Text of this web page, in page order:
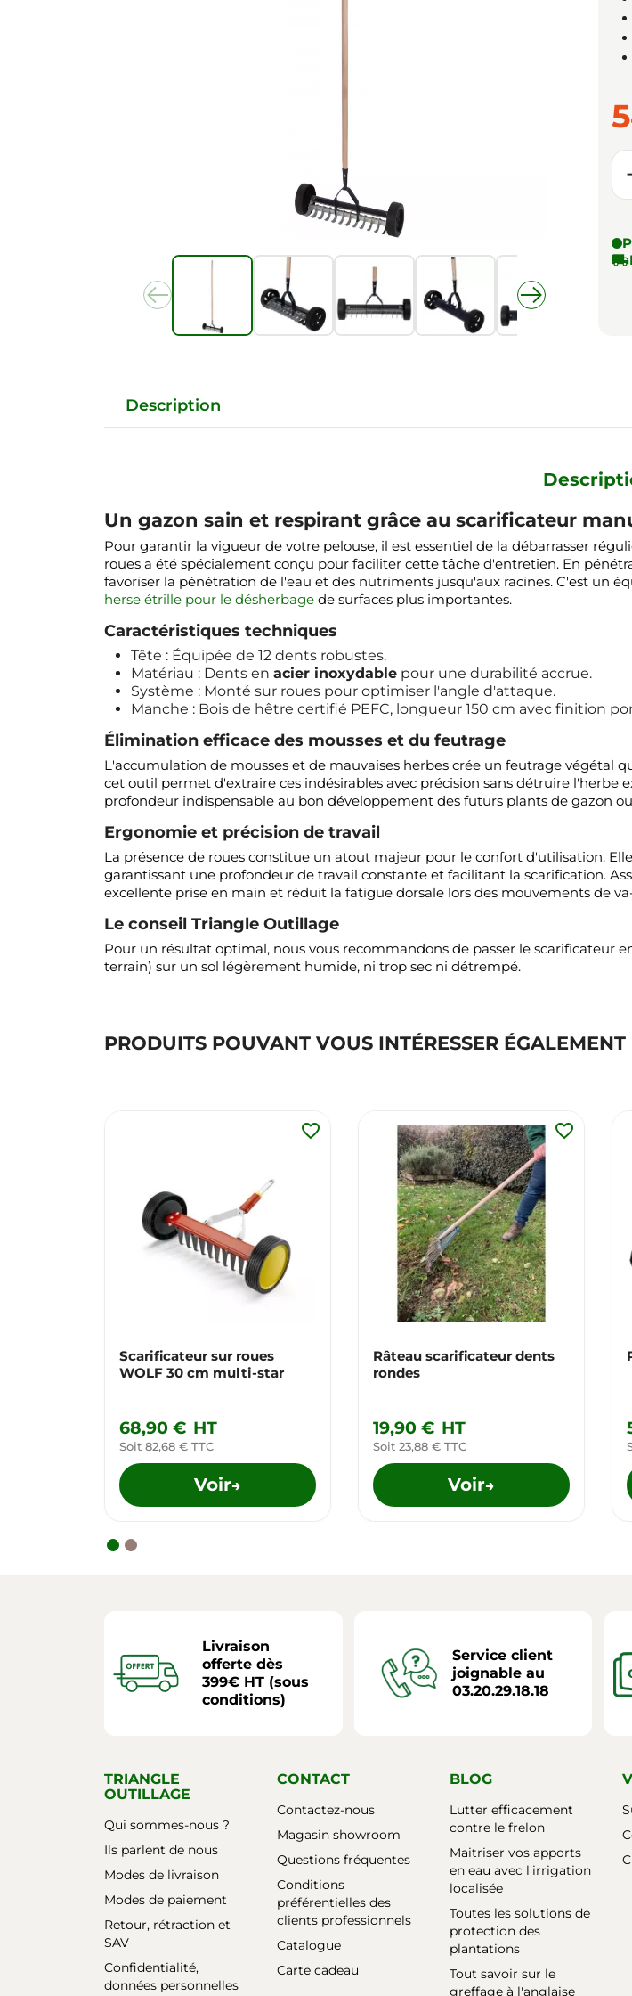

Description
Un gazon sain et respirant grâce au scarificateur
Pour garantir la vigueur de votre pelouse, il est essentiel de la débarrasser
roues a été spécialement conçu pour faciliter cette tâche d'entretien. En
favoriser la pénétration de l'eau et des nutriments jusqu'aux racines. C'est un
herse étrille pour le désherbage de surfaces plus importantes.
Caractéristiques techniques
Tête : Équipée de 12 dents robustes.
Matériau : Dents en acier inoxydable pour une durabilité accrue.
Système : Monté sur roues pour optimiser l'angle d'attaque.
Manche : Bois de hêtre certifié PEFC, longueur 150 cm avec finition
Élimination efficace des mousses et du feutrage
L'accumulation de mousses et de mauvaises herbes crée un feutrage végétal
cet outil permet d'extraire ces indésirables avec précision sans détruire l'herbe
profondeur indispensable au bon développement des futurs plants de gazon
Ergonomie et précision de travail
La présence de roues constitue un atout majeur pour le confort d'utilisation.
garantissant une profondeur de travail constante et facilitant la scarification.
excellente prise en main et réduit la fatigue dorsale lors des mouvements de
Le conseil Triangle Outillage
Pour un résultat optimal, nous vous recommandons de passer le scarificateur
terrain) sur un sol légèrement humide, ni trop sec ni détrempé.
PRODUITS POUVANT VOUS INTÉRESSER ÉGALEMENT
Scarificateur sur roues
WOLF 30 cm multi-star
68,90 € HT
Soit 82,68 € TTC
Voir→
favorite_border
Râteau scarificateur dents
rondes
19,90 € HT
Soit 23,88 € TTC
Voir→
favorite_border
Livraison
offerte dès
399€ HT (sous
conditions)
Service client
joignable au
03.20.29.18.18
TRIANGLE
OUTILLAGE
Qui sommes-nous ?
Ils parlent de nous
Modes de livraison
Modes de paiement
Retour, rétraction et
SAV
Confidentialité,
données personnelles
CONTACT
Contactez-nous
Magasin showroom
Questions fréquentes
Conditions
préférentielles des
clients professionnels
Catalogue
Carte cadeau
BLOG
Lutter efficacement
contre le frelon
Maitriser vos apports
en eau avec l'irrigation
localisée
Toutes les solutions de
protection des
plantations
Tout savoir sur le
greffage à l'anglaise